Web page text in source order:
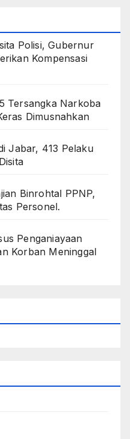
Polisi, Gubernur
Kompensasi
Tersangka Narkoba
Dimusnahkan
Jabar, 413 Pelaku
Binrohtal PPNP,
Personel.
Penganiayaan
Korban Meninggal